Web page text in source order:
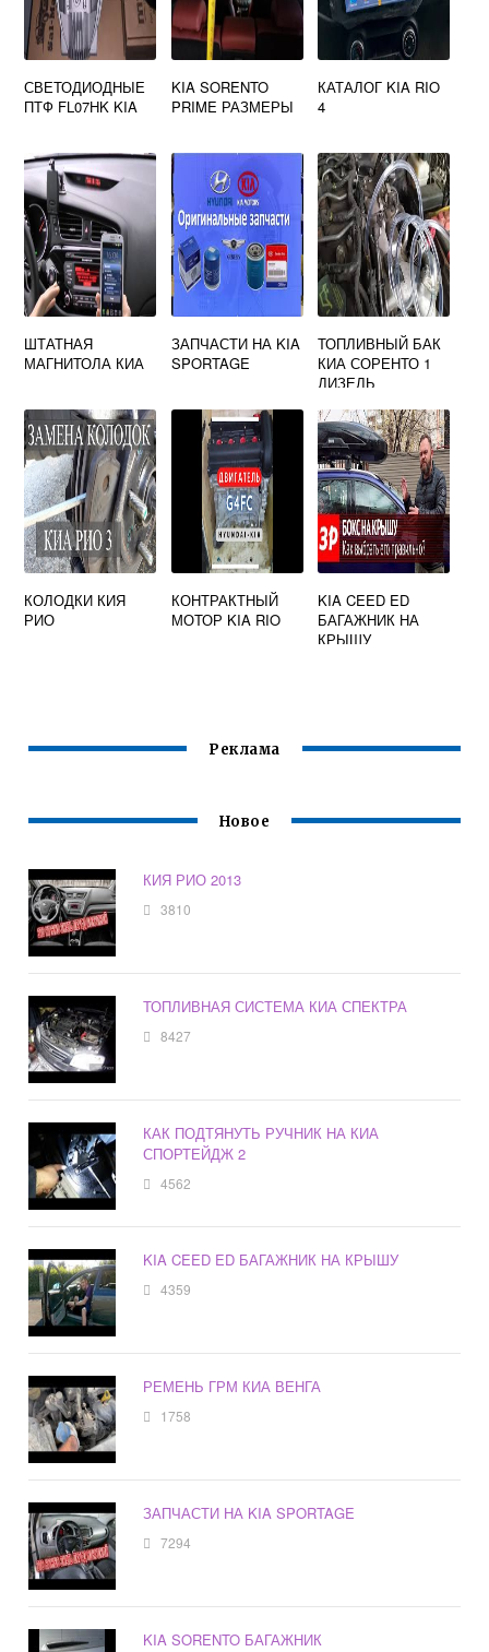
СВЕТОДИОДНЫЕ
ПТФ FL07HK KIA
KIA SORENTO
PRIME РАЗМЕРЫ
КАТАЛОГ KIA RIO
4
ШТАТНАЯ
МАГНИТОЛА КИА
ЗАПЧАСТИ НА KIA
SPORTAGE
ТОПЛИВНЫЙ БАК
КИА СОРЕНТО 1
ДИЗЕЛЬ
КОЛОДКИ КИЯ
РИО
КОНТРАКТНЫЙ
МОТОР KIA RIO
KIA CEED ED
БАГАЖНИК НА
КРЫШУ
Реклама
Новое
КИЯ РИО 2013
3810
ТОПЛИВНАЯ СИСТЕМА КИА СПЕКТРА
8427
КАК ПОДТЯНУТЬ РУЧНИК НА КИА
СПОРТЕЙДЖ 2
4562
KIA CEED ED БАГАЖНИК НА КРЫШУ
4359
РЕМЕНЬ ГРМ КИА ВЕНГА
1758
ЗАПЧАСТИ НА KIA SPORTAGE
7294
KIA SORENTO БАГАЖНИК